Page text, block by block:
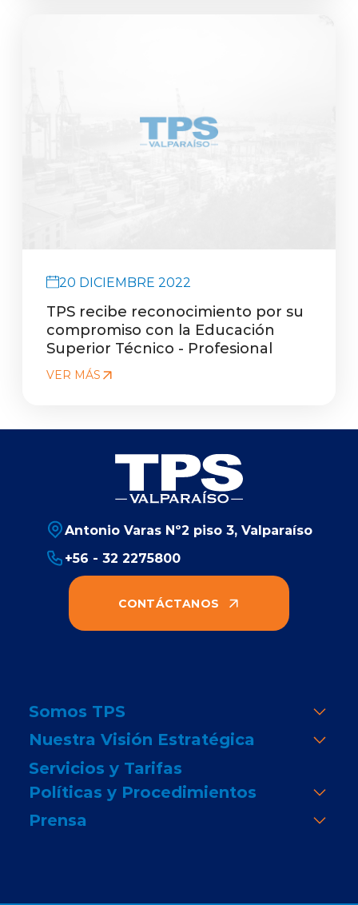
20 DICIEMBRE 2022
TPS recibe reconocimiento por su
compromiso con la Educación
Superior Técnico - Profesional
VER MÁS
Antonio Varas Nº2 piso 3, Valparaíso
+56 - 32 2275800
CONTÁCTANOS
Somos TPS
Nuestra Visión Estratégica
Servicios y Tarifas
Políticas y Procedimientos
Prensa